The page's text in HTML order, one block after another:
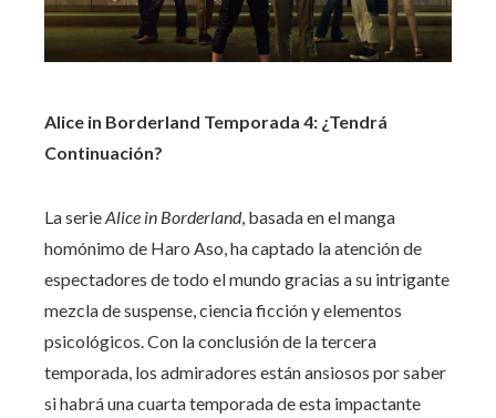
Alice in Borderland Temporada 4: ¿Tendrá
Continuación?
La serieAlice in Borderland, basada en el manga
homónimo de Haro Aso, ha captado la atención de
espectadores de todo el mundo gracias a su intrigante
mezcla de suspense, ciencia ficción y elementos
psicológicos. Con la conclusión de la tercera
temporada, los admiradores están ansiosos por saber
si habrá una cuarta temporada de esta impactante